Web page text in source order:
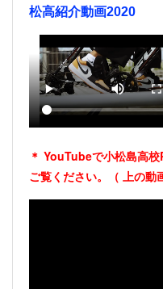
松高紹介動画2020
＊ YouTubeで小松島高
ご覧ください。（ 上の動